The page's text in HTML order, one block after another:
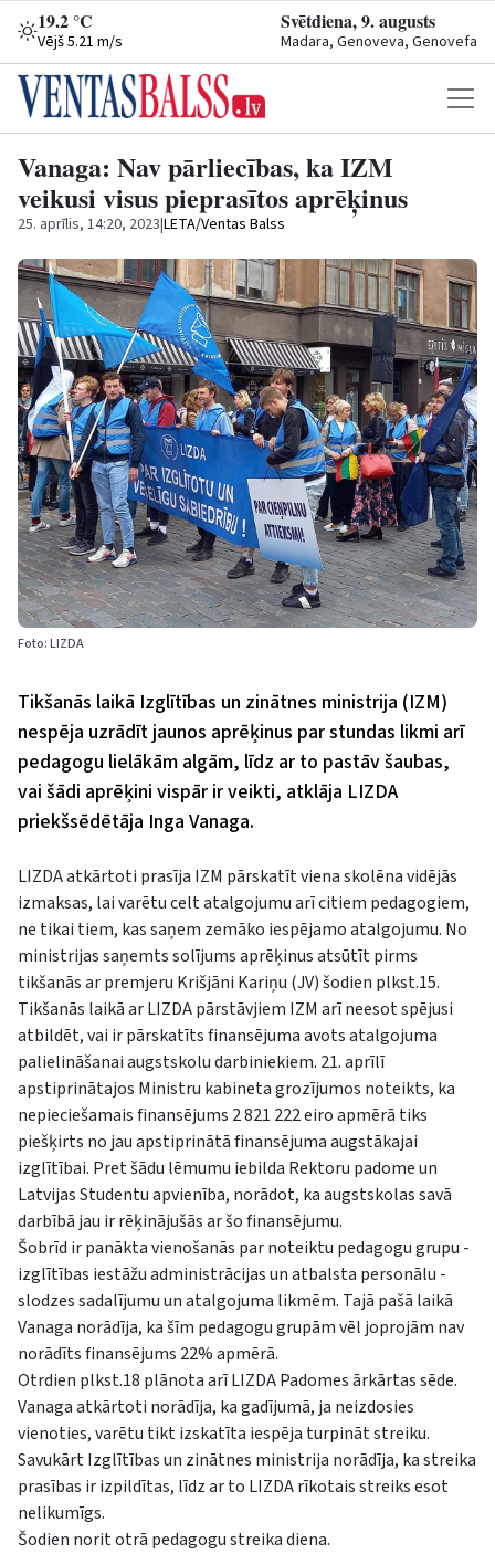
19.2 °C
Vējš 5.21 m/s
Svētdiena, 9. augusts
Madara, Genoveva, Genovefa
Vanaga: Nav pārliecības, ka IZM
veikusi visus pieprasītos aprēķinus
25. aprīlis, 14:20, 2023|LETA/Ventas Balss
Foto: LIZDA
Tikšanās laikā Izglītības un zinātnes ministrija (IZM)
nespēja uzrādīt jaunos aprēķinus par stundas likmi arī
pedagogu lielākām algām, līdz ar to pastāv šaubas,
vai šādi aprēķini vispār ir veikti, atklāja LIZDA
priekšsēdētāja Inga Vanaga.
LIZDA atkārtoti prasīja IZM pārskatīt viena skolēna vidējās
izmaksas, lai varētu celt atalgojumu arī citiem pedagogiem,
ne tikai tiem, kas saņem zemāko iespējamo atalgojumu. No
ministrijas saņemts solījums aprēķinus atsūtīt pirms
tikšanās ar premjeru Krišjāni Kariņu (JV) šodien plkst.15.
Tikšanās laikā ar LIZDA pārstāvjiem IZM arī neesot spējusi
atbildēt, vai ir pārskatīts finansējuma avots atalgojuma
palielināšanai augstskolu darbiniekiem. 21. aprīlī
apstiprinātajos Ministru kabineta grozījumos noteikts, ka
nepieciešamais finansējums 2 821 222 eiro apmērā tiks
piešķirts no jau apstiprinātā finansējuma augstākajai
izglītībai. Pret šādu lēmumu iebilda Rektoru padome un
Latvijas Studentu apvienība, norādot, ka augstskolas savā
darbībā jau ir rēķinājušās ar šo finansējumu.
Šobrīd ir panākta vienošanās par noteiktu pedagogu grupu -
izglītības iestāžu administrācijas un atbalsta personālu -
slodzes sadalījumu un atalgojuma likmēm. Tajā pašā laikā
Vanaga norādīja, ka šīm pedagogu grupām vēl joprojām nav
norādīts finansējums 22% apmērā.
Otrdien plkst.18 plānota arī LIZDA Padomes ārkārtas sēde.
Vanaga atkārtoti norādīja, ka gadījumā, ja neizdosies
vienoties, varētu tikt izskatīta iespēja turpināt streiku.
Savukārt Izglītības un zinātnes ministrija norādīja, ka streika
prasības ir izpildītas, līdz ar to LIZDA rīkotais streiks esot
nelikumīgs.
Šodien norit otrā pedagogu streika diena.